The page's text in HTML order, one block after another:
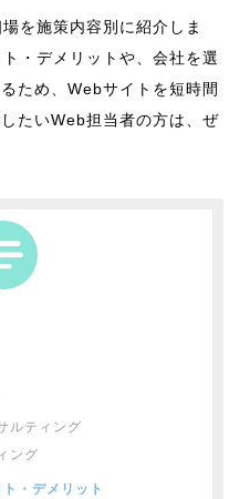
を施策内容別に紹介しま
・デメリットや、会社を選
ため、Webサイトを短時間
たいWeb担当者の方は、ぜ
ルティング
ング
・デメリット